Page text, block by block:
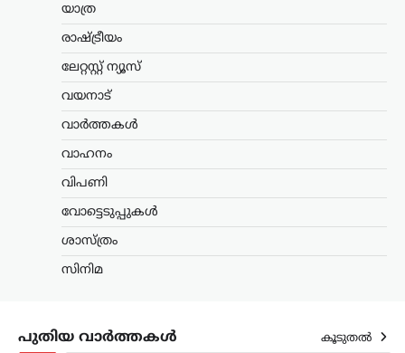
യാത്ര
രാഷ്ട്രീയം
ലേറ്റസ്റ്റ് ന്യൂസ്
വയനാട്
വാർത്തകൾ
വാഹനം
വിപണി
വോട്ടെടുപ്പുകൾ
ശാസ്ത്രം
സിനിമ
പുതിയ വാർത്തകൾ കൂടുതൽ
വിട്ട്…
കേരളം
പിന്തുണവേണ്ട, പിന്നില്‍
നിന്ന് കുത്തരുത്; എംവി
ജയരാജനെതിരെ
പൊലീസിനെ ഭീഷണിപ്പെടുത്തിയ
കേസിൽ ഒളിവിൽ കഴിയുന്ന അർജുൻ
ട്രെൻഡിംഗ് ലേറ്റസ്റ്റ് ന്യൂസ്